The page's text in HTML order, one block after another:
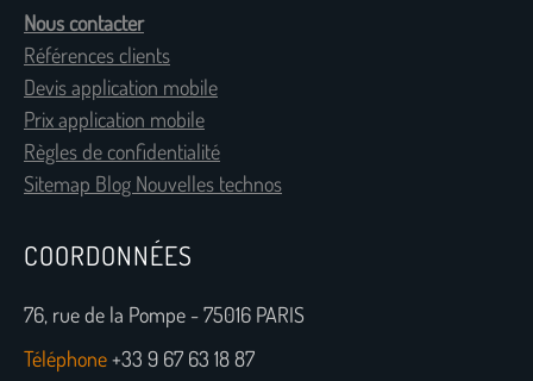
Nous contacter
Références clients
Devis application mobile
Prix application mobile
Règles de confidentialité
Sitemap Blog Nouvelles technos
COORDONNÉES
76, rue de la Pompe - 75016 PARIS
Téléphone+33 9 67 63 18 87